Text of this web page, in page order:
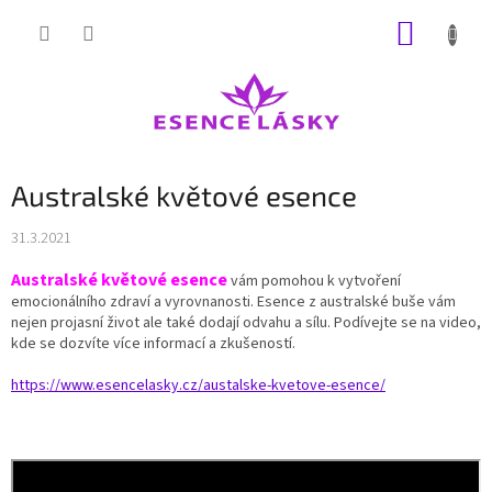
Australské květové esence
31.3.2021
Australské květové esencevám pomohou k vytvoření
emocionálního zdraví a vyrovnanosti. Esence z australské buše vám
nejen projasní život ale také dodají odvahu a sílu. Podívejte se na video,
kde se dozvíte více informací a zkušeností.
https://www.esencelasky.cz/austalske-kvetove-esence/